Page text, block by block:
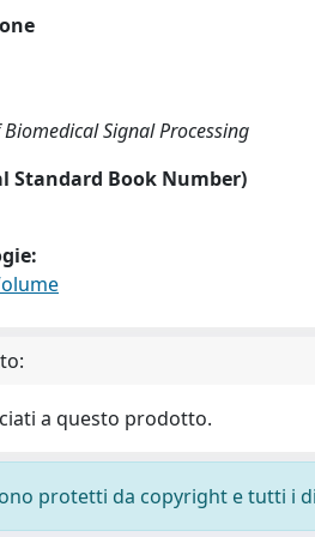
Signal Processing
Standard Book Number)
a questo prodotto.
protetti da copyright e tutti i